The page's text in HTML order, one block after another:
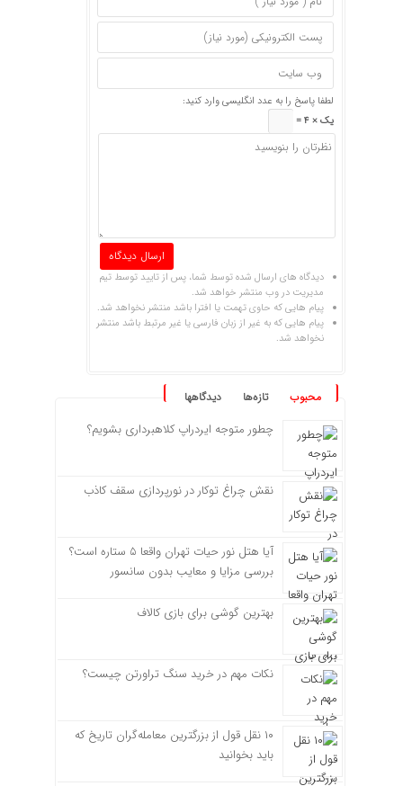
لطفا پاسخ را به عدد انگلیسی وارد کنید:
یک × 4 =
دیدگاه های ارسال شده توسط شما، پس از تایید توسط تیم
مدیریت در وب منتشر خواهد شد.
پیام هایی که حاوی تهمت یا افترا باشد منتشر نخواهد شد.
پیام هایی که به غیر از زبان فارسی یا غیر مرتبط باشد منتشر
نخواهد شد.
محبوب تازه‌ها دیدگاهها
چطور متوجه ایردراپ کلاهبرداری بشویم؟
نقش چراغ توکار در نورپردازی سقف کاذب
آیا هتل نور حیات تهران واقعا ۵ ستاره است؟
بررسی مزایا و معایب بدون سانسور
بهترین گوشی برای بازی کالاف
نکات مهم در خرید سنگ تراورتن چیست؟
۱۰ نقل قول از بزرگترین معامله‌گران تاریخ که
باید بخوانید